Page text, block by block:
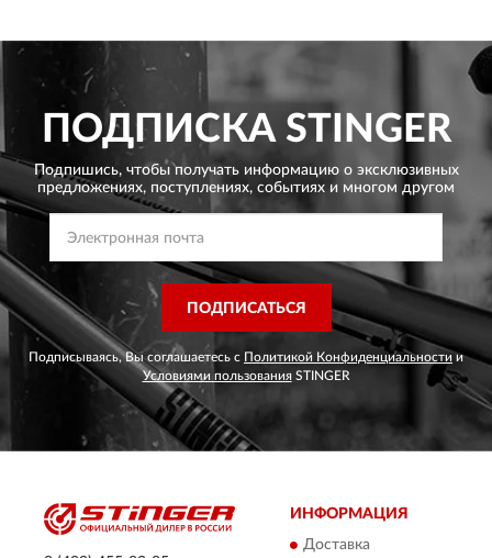
ПОДПИСКАSTINGER
Подпишись, чтобы получать информацию о эксклюзивных
предложениях, поступлениях, событиях и многом другом
ПОДПИСАТЬСЯ
Подписываясь, Вы соглашаетесь с Политикой Конфиденциальности и
Условиями пользованияSTINGER
ИНФОРМАЦИЯ
Доставка